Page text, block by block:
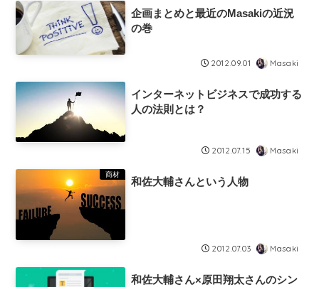
企画まとめと最近のMasakiの近況
の巻
2012.09.01 Masaki
インターネットビジネスで成功する
人の法則とは？
2012.07.15 Masaki
商材
和佐大輔さんという人物
2012.07.03 Masaki
和佐大輔さん×原田翔太さんのシン